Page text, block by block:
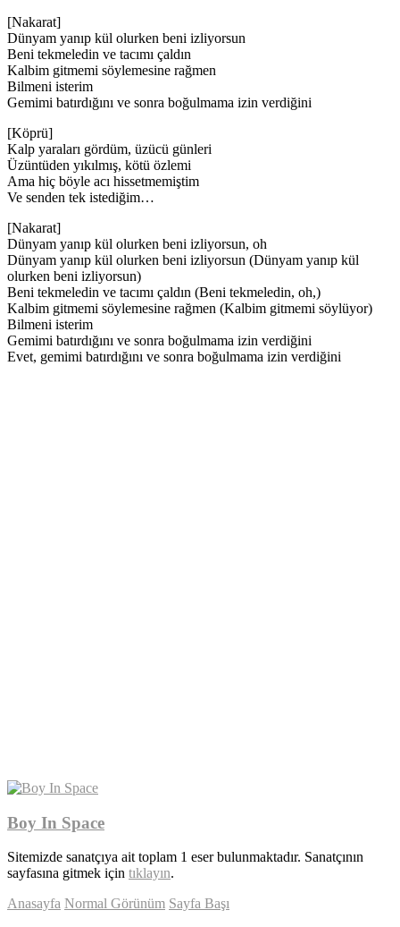
[Nakarat]
Dünyam yanıp kül olurken beni izliyorsun
Beni tekmeledin ve tacımı çaldın
Kalbim gitmemi söylemesine rağmen
Bilmeni isterim
Gemimi batırdığını ve sonra boğulmama izin verdiğini
[Köprü]
Kalp yaraları gördüm, üzücü günleri
Üzüntüden yıkılmış, kötü özlemi
Ama hiç böyle acı hissetmemiştim
Ve senden tek istediğim…
[Nakarat]
Dünyam yanıp kül olurken beni izliyorsun, oh
Dünyam yanıp kül olurken beni izliyorsun (Dünyam yanıp kül
olurken beni izliyorsun)
Beni tekmeledin ve tacımı çaldın (Beni tekmeledin, oh,)
Kalbim gitmemi söylemesine rağmen (Kalbim gitmemi söylüyor)
Bilmeni isterim
Gemimi batırdığını ve sonra boğulmama izin verdiğini
Evet, gemimi batırdığını ve sonra boğulmama izin verdiğini
Boy In Space
Sitemizde sanatçıya ait toplam 1 eser bulunmaktadır. Sanatçının
sayfasına gitmek için tıklayın.
Anasayfa Normal Görünüm Sayfa Başı